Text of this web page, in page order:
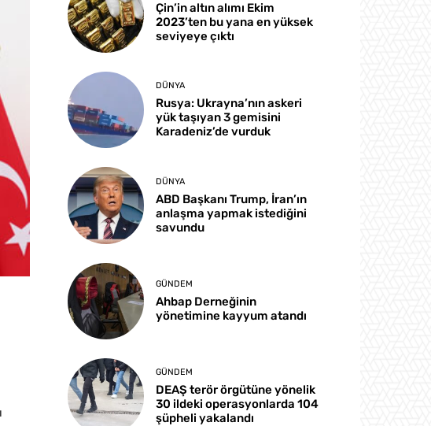
Çin’in altın alımı Ekim
2023’ten bu yana en yüksek
seviyeye çıktı
DÜNYA
Rusya: Ukrayna’nın askeri
yük taşıyan 3 gemisini
Karadeniz’de vurduk
DÜNYA
ABD Başkanı Trump, İran’ın
anlaşma yapmak istediğini
savundu
GÜNDEM
Ahbap Derneğinin
yönetimine kayyum atandı
GÜNDEM
DEAŞ terör örgütüne yönelik
30 ildeki operasyonlarda 104
şüpheli yakalandı